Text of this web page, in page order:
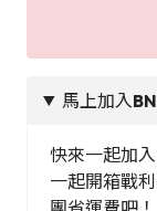
馬上加入
快來一起加
一起開箱戰